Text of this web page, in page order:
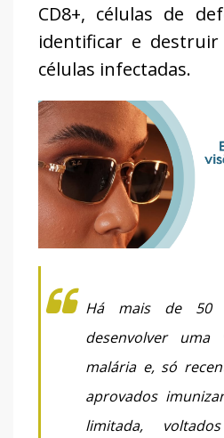
CD8+, células de
identificar e
células infectadas.
Há mais de 50
desenvolver
malária e, só
aprovados
limitada,